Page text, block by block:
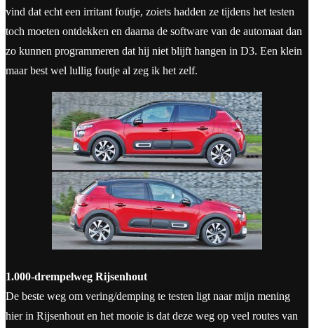
vind dat echt een irritant foutje, zoiets hadden ze tijdens het testen
toch moeten ontdekken en daarna de software van de automaat dan
zo kunnen programmeren dat hij niet blijft hangen in D3. Een klein
maar best wel lullig foutje al zeg ik het zelf.
1.000-drempelweg Rijsenhout
De beste weg om vering/demping te testen ligt naar mijn mening
hier in Rijsenhout en het mooie is dat deze weg op veel routes van